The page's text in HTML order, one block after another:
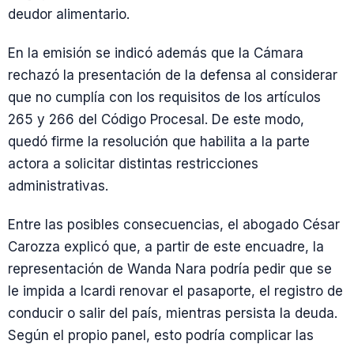
deudor alimentario.
En la emisión se indicó además que la Cámara
rechazó la presentación de la defensa al considerar
que no cumplía con los requisitos de los artículos
265 y 266 del Código Procesal. De este modo,
quedó firme la resolución que habilita a la parte
actora a solicitar distintas restricciones
administrativas.
Entre las posibles consecuencias, el abogado César
Carozza explicó que, a partir de este encuadre, la
representación de Wanda Nara podría pedir que se
le impida a Icardi renovar el pasaporte, el registro de
conducir o salir del país, mientras persista la deuda.
Según el propio panel, esto podría complicar las